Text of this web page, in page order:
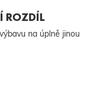
ROZDÍL
na úplně jinou